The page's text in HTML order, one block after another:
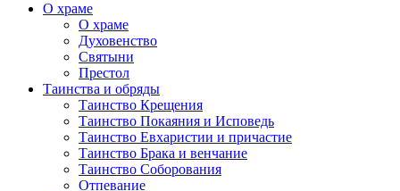
О храме
О храме
Духовенство
Святыни
Престол
Таинства и обряды
Таинство Крещения
Таинство Покаяния и Исповедь
Таинство Евхаристии и причастие
Таинство Брака и венчание
Таинство Соборования
Отпевание